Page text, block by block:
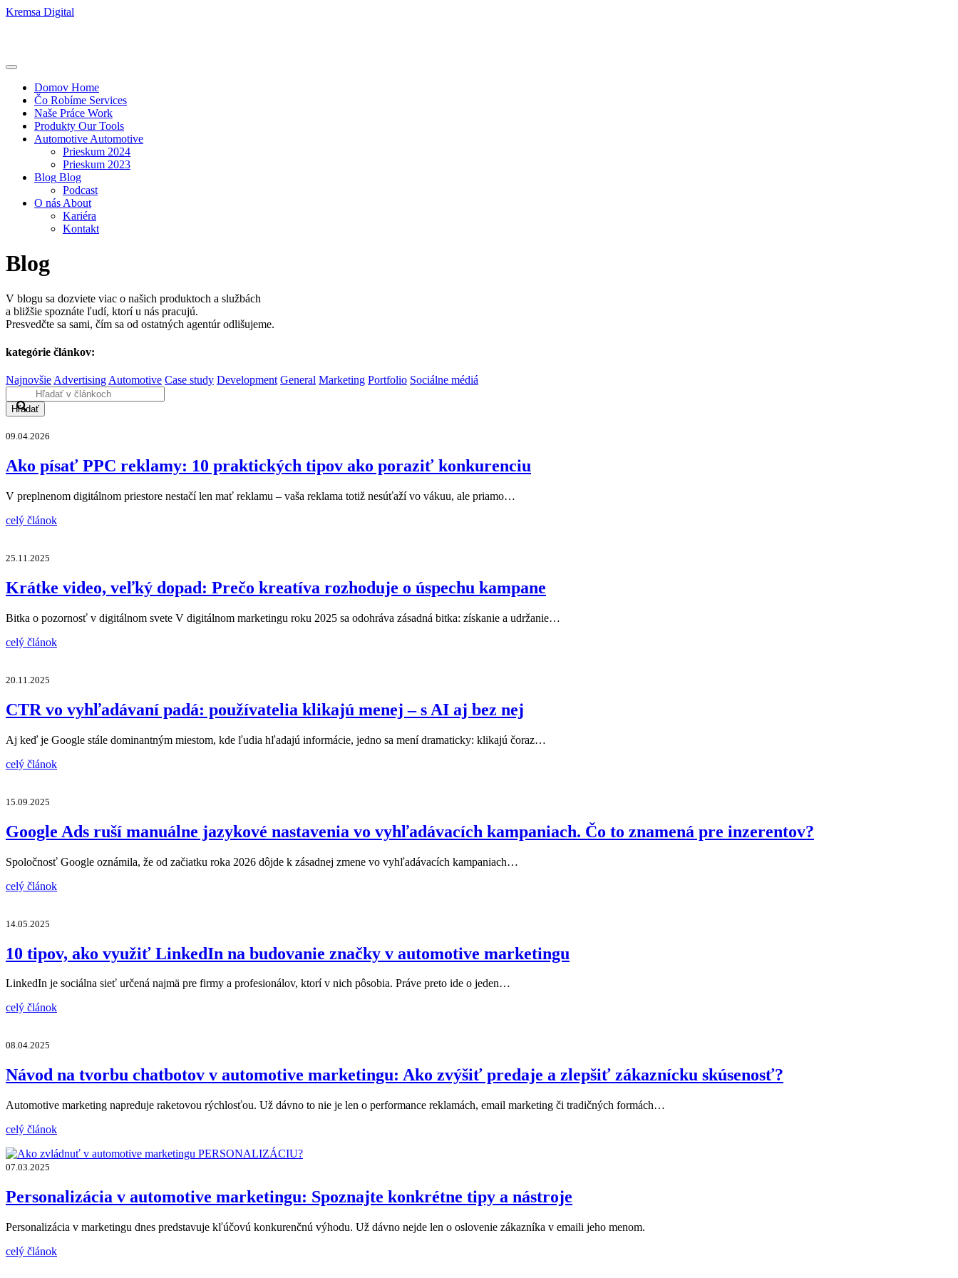
Kremsa Digital
Domov Home
Čo Robíme Services
Naše Práce Work
Produkty Our Tools
Automotive Automotive
Prieskum 2024
Prieskum 2023
Blog Blog
Podcast
O nás About
Kariéra
Kontakt
Blog
V blogu sa dozviete viac o našich produktoch a službách
a bližšie spoznáte ľudí, ktorí u nás pracujú.
Presvedčte sa sami, čím sa od ostatných agentúr odlišujeme.
kategórie článkov:
NajnovšieAdvertisingAutomotive Case study Development General Marketing Portfolio Sociálne médiá
Hľadať
09.04.2026
Ako písať PPC reklamy: 10 praktických tipov ako poraziť konkurenciu
V preplnenom digitálnom priestore nestačí len mať reklamu – vaša reklama totiž nesúťaží vo vákuu, ale priamo…
celý článok
25.11.2025
Krátke video, veľký dopad: Prečo kreatíva rozhoduje o úspechu kampane
Bitka o pozornosť v digitálnom svete V digitálnom marketingu roku 2025 sa odohráva zásadná bitka: získanie a udržanie…
celý článok
20.11.2025
CTR vo vyhľadávaní padá: používatelia klikajú menej – s AI aj bez nej
Aj keď je Google stále dominantným miestom, kde ľudia hľadajú informácie, jedno sa mení dramaticky: klikajú čoraz…
celý článok
15.09.2025
Google Ads ruší manuálne jazykové nastavenia vo vyhľadávacích kampaniach. Čo to znamená pre inzerentov?
Spoločnosť Google oznámila, že od začiatku roka 2026 dôjde k zásadnej zmene vo vyhľadávacích kampaniach…
celý článok
14.05.2025
10 tipov, ako využiť LinkedIn na budovanie značky v automotive marketingu
LinkedIn je sociálna sieť určená najmä pre firmy a profesionálov, ktorí v nich pôsobia. Práve preto ide o jeden…
celý článok
08.04.2025
Návod na tvorbu chatbotov v automotive marketingu: Ako zvýšiť predaje a zlepšiť zákaznícku skúsenosť?
Automotive marketing napreduje raketovou rýchlosťou. Už dávno to nie je len o performance reklamách, email marketing či tradičných formách…
celý článok
07.03.2025
Personalizácia v automotive marketingu: Spoznajte konkrétne tipy a nástroje
Personalizácia v marketingu dnes predstavuje kľúčovú konkurenčnú výhodu. Už dávno nejde len o oslovenie zákazníka v emaili jeho menom.
celý článok